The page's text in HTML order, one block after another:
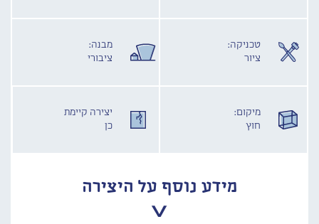
טכניקה:
ציור
מבנה:
ציבורי
מיקום:
חוץ
יצירה קיימת
כן
מידע נוסף על היצירה